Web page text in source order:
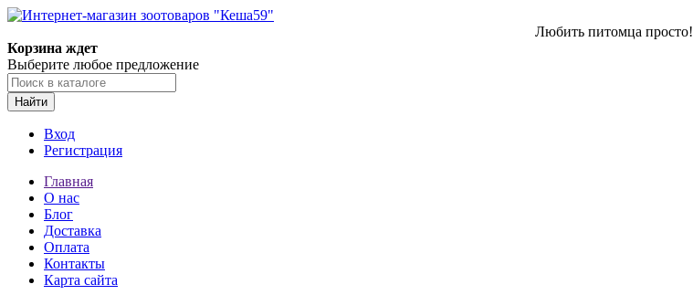
Любить питомца просто!
Корзина ждет
Выберите любое предложение
Найти
Вход
Регистрация
Главная
О нас
Блог
Доставка
Оплата
Контакты
Карта сайта